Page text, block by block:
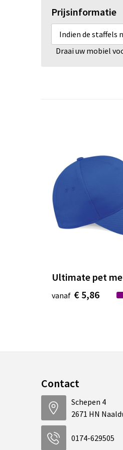
Prijsinformatie
Indien de staffels
Draai uw mobiel
Ultimate pet
vanaf € 5,86
Contact
Schepen 4
2671 HN
0174-629505